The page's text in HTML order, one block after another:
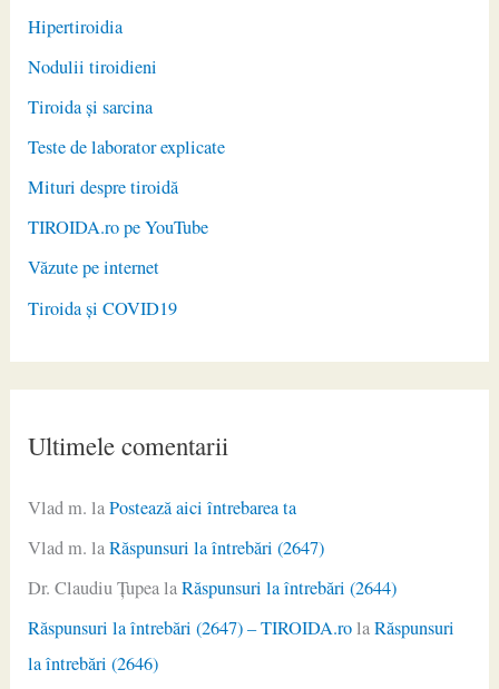
Hipertiroidia
Nodulii tiroidieni
Tiroida și sarcina
Teste de laborator explicate
Mituri despre tiroidă
TIROIDA.ro pe YouTube
Văzute pe internet
Tiroida și COVID19
Ultimele comentarii
Vlad m. laPostează aici întrebarea ta
Vlad m. laRăspunsuri la întrebări (2647)
Dr. Claudiu ŢupealaRăspunsuri la întrebări (2644)
Răspunsuri la întrebări (2647) – TIROIDA.rolaRăspunsuri
la întrebări (2646)